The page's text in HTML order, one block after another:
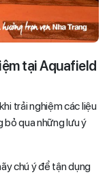
tại Aquafield
trải nghiệm các liệu
qua những lưu ý
chú ý để tận dụng